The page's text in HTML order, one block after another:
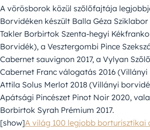
A vörösborok közül szőlőfajtája
Borvidéken készült Balla Géza Sziklabor
Takler Borbirtok Szenta-hegyi
Borvidék), a Vesztergombi Pince
Cabernet sauvignon 2017, a Vylyan
Cabernet Franc válogatás 2016
Attila Solus Merlot 2018 (Villányi
Apátsági Pincészet Pinot Noir 2020,
Borbirtok Syrah Prémium 2017.
[show]A világ 100 legjobb borturisztikai